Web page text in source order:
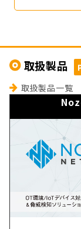
取扱製品
取扱製品一覧